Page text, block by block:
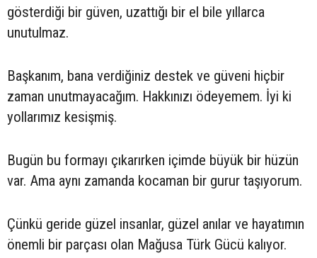
gösterdiği bir güven, uzattığı bir el bile yıllarca
unutulmaz.
Başkanım, bana verdiğiniz destek ve güveni hiçbir
zaman unutmayacağım. Hakkınızı ödeyemem. İyi ki
yollarımız kesişmiş.
Bugün bu formayı çıkarırken içimde büyük bir hüzün
var. Ama aynı zamanda kocaman bir gurur taşıyorum.
Çünkü geride güzel insanlar, güzel anılar ve hayatımın
önemli bir parçası olan Mağusa Türk Gücü kalıyor.